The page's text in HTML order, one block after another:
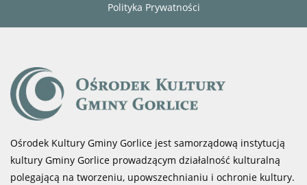
Polityka Prywatności
Ośrodek Kultury Gminy Gorlice jest samorządową instytucją
kultury Gminy Gorlice prowadzącym działalność kulturalną
polegającą na tworzeniu, upowszechnianiu i ochronie kultury.